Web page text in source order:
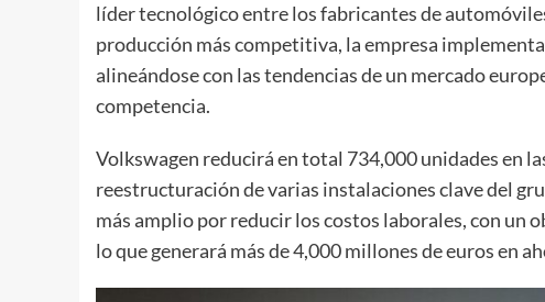
líder tecnológico entre los fabricantes de
producción más competitiva, la empresa
alineándose con las tendencias de un mercado
competencia.
Volkswagen reducirá en total 734,000 unidades en
reestructuración de varias instalaciones clave del
más amplio por reducir los costos laborales, con un
lo que generará más de 4,000 millones de euros en